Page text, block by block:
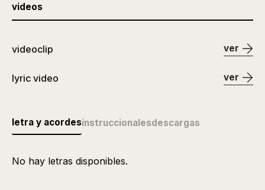
videos
videoclip ver
lyric video ver
letra y acordesinstruccionalesdescargas
No hay letras disponibles.